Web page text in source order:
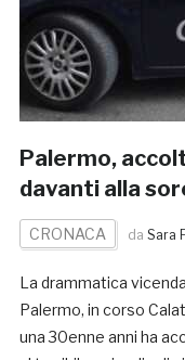
Palermo,
davanti alla
CRONACA da Sara
La drammatica
Palermo, in corso
una 30enne anni ha